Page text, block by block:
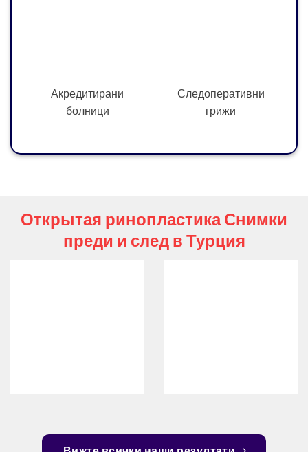
Акредитирани
болници
Следоперативни
грижи
Открытая ринопластика Снимки
преди и след в Турция